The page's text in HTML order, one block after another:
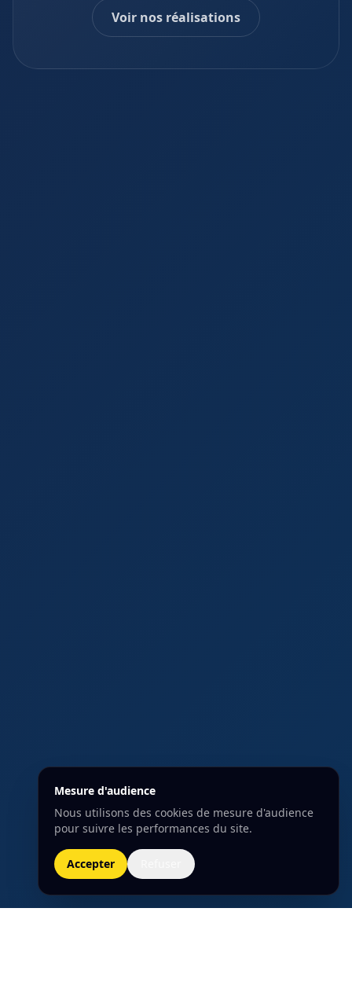
Voir nos réalisations
Mesure d'audience
Nous utilisons des cookies de mesure d'audience
pour suivre les performances du site.
Accepter